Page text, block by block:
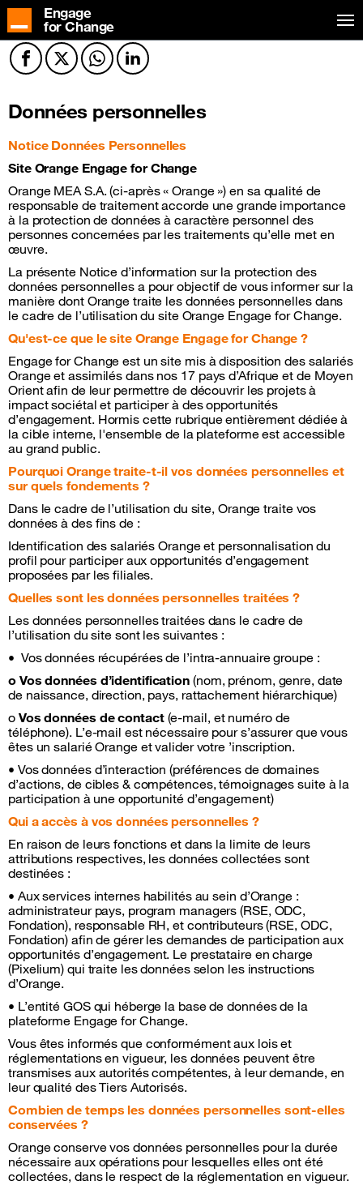
Engage
for Change
Facebook
TwitterTwitterTwitter
Données personnelles
Notice Données Personnelles
Site Orange Engage for Change
Orange MEA S.A. (ci-après « Orange ») en sa qualité de
responsable de traitement accorde une grande importance
à la protection de données à caractère personnel des
personnes concernées par les traitements qu’elle met en
œuvre.
La présente Notice d’information sur la protection des
données personnelles a pour objectif de vous informer sur la
manière dont Orange traite les données personnelles dans
le cadre de l’utilisation du site Orange Engage for Change.
Qu'est-ce que le site Orange Engage for Change ?
Engage for Change est un site mis à disposition des salariés
Orange et assimilés dans nos 17 pays d’Afrique et de Moyen
Orient afin de leur permettre de découvrir les projets à
impact sociétal et participer à des opportunités
d’engagement. Hormis cette rubrique entièrement dédiée à
la cible interne, l'ensemble de la plateforme est accessible
au grand public.
Pourquoi Orange traite-t-il vos données personnelles et
sur quels fondements ?
Dans le cadre de l’utilisation du site, Orange traite vos
données à des fins de :
Identification des salariés Orange et personnalisation du
profil pour participer aux opportunités d’engagement
proposées par les filiales.
Quelles sont les données personnelles traitées ?
Les données personnelles traitées dans le cadre de
l’utilisation du site sont les suivantes :
• Vos données récupérées de l’intra-annuaire groupe :
o Vos données d’identification (nom, prénom, genre, date
de naissance, direction, pays, rattachement hiérarchique)
o Vos données de contact(e-mail, et numéro de
téléphone). L’e-mail est nécessaire pour s’assurer que vous
êtes un salarié Orange et valider votre ’inscription.
• Vos données d’interaction (préférences de domaines
d’actions, de cibles & compétences, témoignages suite à la
participation à une opportunité d’engagement)
Qui a accès à vos données personnelles ?
En raison de leurs fonctions et dans la limite de leurs
attributions respectives, les données collectées sont
destinées :
• Aux services internes habilités au sein d’Orange :
administrateur pays, program managers (RSE, ODC,
Fondation), responsable RH, et contributeurs (RSE, ODC,
Fondation) afin de gérer les demandes de participation aux
opportunités d’engagement. Le prestataire en charge
(Pixelium) qui traite les données selon les instructions
d’Orange.
• L’entité GOS qui héberge la base de données de la
plateforme Engage for Change.
Vous êtes informés que conformément aux lois et
réglementations en vigueur, les données peuvent être
transmises aux autorités compétentes, à leur demande, en
leur qualité des Tiers Autorisés.
Combien de temps les données personnelles sont-elles
conservées ?
Orange conserve vos données personnelles pour la durée
nécessaire aux opérations pour lesquelles elles ont été
collectées, dans le respect de la réglementation en vigueur.